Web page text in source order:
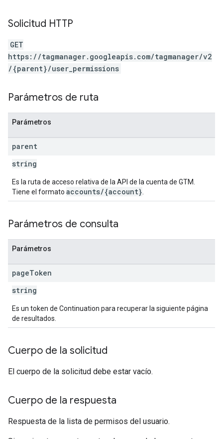
Solicitud HTTP
GET
https://tagmanager.googleapis.com/tagmanager/v2
/{parent}/user_permissions
Parámetros de ruta
Parámetros
parent
string
Es la ruta de acceso relativa de la API de la cuenta de GTM.
Tiene el formato accounts/{account}
Parámetros de consulta
Parámetros
pageToken
string
Es un token de Continuation para recuperar la siguiente página
de resultados.
Cuerpo de la solicitud
El cuerpo de la solicitud debe estar vacío.
Cuerpo de la respuesta
Respuesta de la lista de permisos del usuario.